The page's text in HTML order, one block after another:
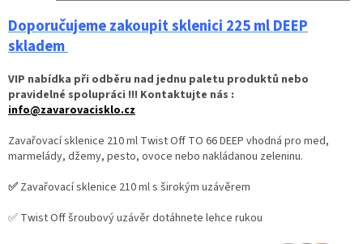
Doporučujeme zakoupit sklenici 225 ml DEEP
skladem
VIP nabídka při odběru nad jednu paletu produktů nebo
pravidelné spolupráci !!! Kontaktujte nás :
info@zavarovacisklo.cz
Zavařovací sklenice 210 ml Twist Off TO 66 DEEP vhodná pro med,
marmelády, džemy, pesto, ovoce nebo nakládanou zeleninu.
✅ Zavařovací sklenice 210 ml s širokým uzávěrem
✅ Twist Off šroubový uzávěr dotáhnete lehce rukou